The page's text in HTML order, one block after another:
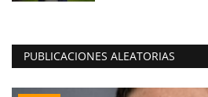
PUBLICACIONES ALEATORIAS